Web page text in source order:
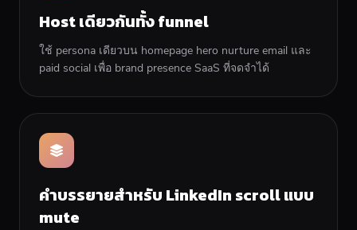
Host เดียวกันทั้ง funnel
ใช้ persona เดียวบน homepage hero nurture email และ
paid social เพื่อ brand presence SaaS ที่จดจำได้
คำบรรยายสำหรับ LinkedIn scroll แบบ
mute